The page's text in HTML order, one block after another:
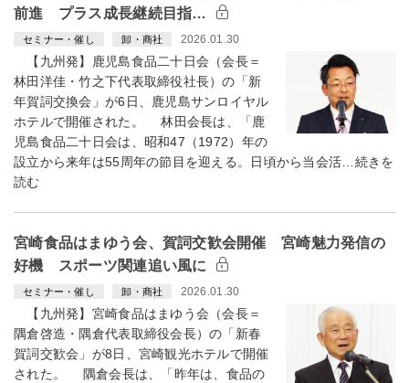
前進 プラス成長継続目指…
セミナー・催し 卸・商社 2026.01.30
【九州発】鹿児島食品二十日会（会長＝
林田洋佳・竹之下代表取締役社長）の「新
年賀詞交換会」が6日、鹿児島サンロイヤル
ホテルで開催された。 林田会長は、「鹿
児島食品二十日会は、昭和47（1972）年の
設立から来年は55周年の節目を迎える。日頃から当会活…続きを
読む
宮崎食品はまゆう会、賀詞交歓会開催 宮崎魅力発信の
好機 スポーツ関連追い風に
セミナー・催し 卸・商社 2026.01.30
【九州発】宮崎食品はまゆう会（会長＝
隅倉啓造・隅倉代表取締役会長）の「新春
賀詞交歓会」が8日、宮崎観光ホテルで開催
された。 隅倉会長は、「昨年は、食品の